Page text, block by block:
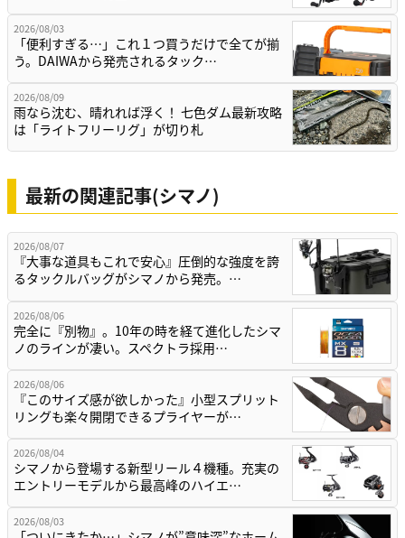
2026/08/03
「便利すぎる…」これ１つ買うだけで全てが揃
う。DAIWAから発売されるタック…
2026/08/09
雨なら沈む、晴れれば浮く！ 七色ダム最新攻略
は「ライトフリーリグ」が切り札
最新の関連記事(シマノ)
2026/08/07
『大事な道具もこれで安心』圧倒的な強度を誇
るタックルバッグがシマノから発売。…
2026/08/06
完全に『別物』。10年の時を経て進化したシマ
ノのラインが凄い。スペクトラ採用…
2026/08/06
『このサイズ感が欲しかった』小型スプリット
リングも楽々開閉できるプライヤーが…
2026/08/04
シマノから登場する新型リール４機種。充実の
エントリーモデルから最高峰のハイエ…
2026/08/03